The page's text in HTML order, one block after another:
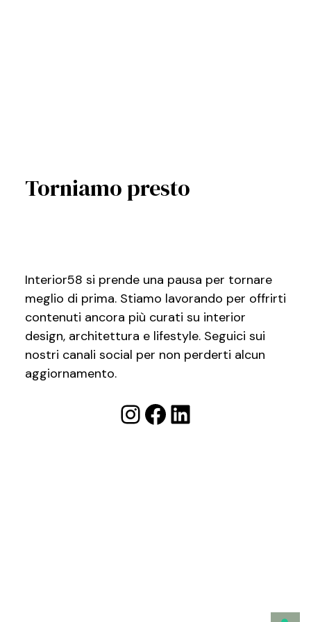
Torniamo presto
Interior58 si prende una pausa per tornare
meglio di prima. Stiamo lavorando per offrirti
contenuti ancora più curati su interior
design, architettura e lifestyle. Seguici sui
nostri canali social per non perderti alcun
aggiornamento.
Instagram
Facebook
LinkedIn